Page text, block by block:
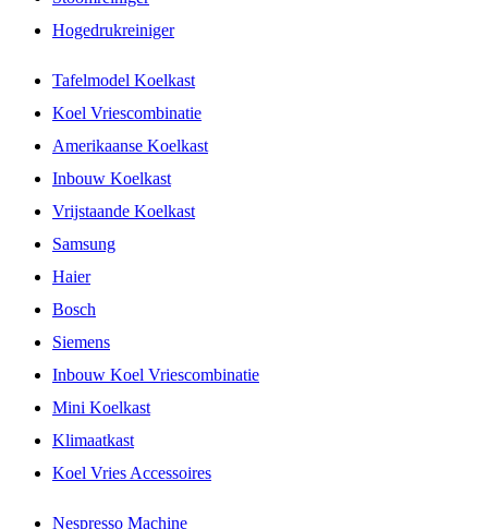
Hogedrukreiniger
Tafelmodel Koelkast
Koel Vriescombinatie
Amerikaanse Koelkast
Inbouw Koelkast
Vrijstaande Koelkast
Samsung
Haier
Bosch
Siemens
Inbouw Koel Vriescombinatie
Mini Koelkast
Klimaatkast
Koel Vries Accessoires
Nespresso Machine